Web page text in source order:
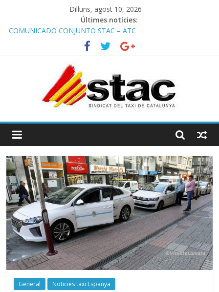
Dilluns, agost 10, 2026
Últimes notícies:
COMUNICADO CONJUNTO STAC – ATC
Comunicado STAC/ ATC de la reunión con los Mossos d
‘Esquadra del aeropuerto de Barcelona.
Programa de Radio TAXI LIBRE 29.07.2026 en COOLTURA FM.
STAC/ATC SOLICITAN TAULA TÈCNICA PARA MEJORAR LA
OPERATIVA DE ENTRADA EN EL PUERTO DE BARCELONA.
Programa de Radio TAXI LIBRE 22.07.2026 en COOLTURA FM.
General Noticies taxi Espanya